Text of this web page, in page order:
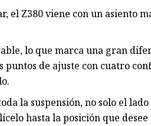
el Z380 viene con un asiento
lo que marca una gran
puntos de ajuste con cuatro
la suspensión, no solo el
hasta la posición que